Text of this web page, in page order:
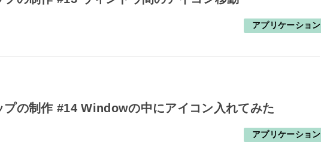
アプリケーション
プの制作 #14 Windowの中にアイコン入れてみた
アプリケーション